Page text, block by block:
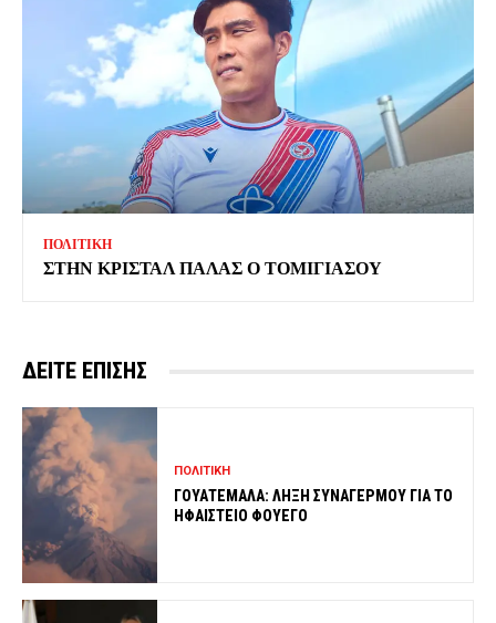
ΠΟΛΙΤΙΚΗ
ΣΤΗΝ ΚΡΙΣΤΑΛ ΠΑΛΑΣ Ο ΤΟΜΙΓΙΑΣΟΥ
ΔΕΙΤΕ ΕΠΙΣΗΣ
ΠΟΛΙΤΙΚΗ
ΓΟΥΑΤΕΜΑΛΑ: ΛΗΞΗ ΣΥΝΑΓΕΡΜΟΥ ΓΙΑ ΤΟ
ΗΦΑΙΣΤΕΙΟ ΦΟΥΕΓΟ